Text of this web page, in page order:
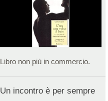
Libro non più in commercio.
Un incontro è per sempre